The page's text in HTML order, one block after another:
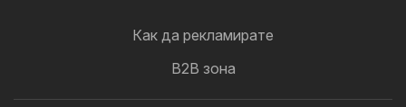
Как да рекламирате
B2B зона